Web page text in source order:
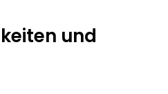
und